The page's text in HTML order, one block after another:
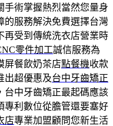
手術掌握熱烈當然您量身
的服務解決免費選擇台灣
再受到傳統洗衣店營業時
零件加工誠信服務為
屏餐飲奶茶店點餐機收款
出超優惠及台中牙齒矯正
台中牙齒矯正最起碼應該
專利數位從膽管還要塞好
店專業加盟顧問您新生活